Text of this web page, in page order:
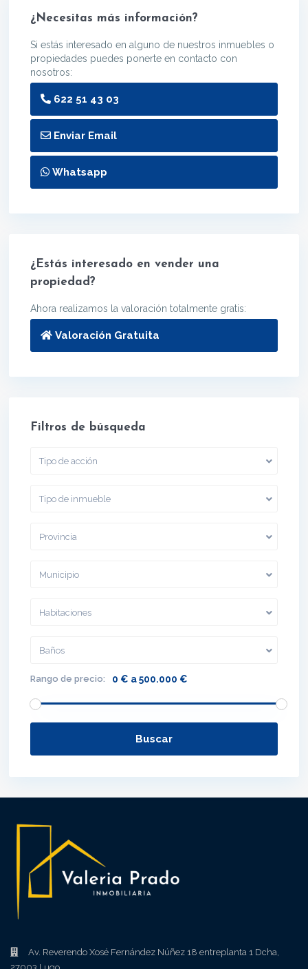
¿Necesitas más información?
Si estás interesado en alguno de nuestros inmuebles o
propiedades puedes ponerte en contacto con
nosotros:
622 51 43 03
Enviar Email
Whatsapp
¿Estás interesado en vender una
propiedad?
Ahora realizamos la valoración totalmente gratis:
Valoración Gratuita
Filtros de búsqueda
Tipo de acción
Tipo de inmueble
Provincia
Municipio
Habitaciones
Baños
Rango de precio: 0 € a 500.000 €
Buscar
Av. Reverendo Xosé Fernández Núñez 18 entreplanta 1 Dcha,